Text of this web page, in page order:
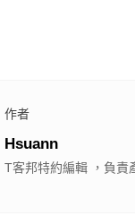
作者
Hsuann
T客邦特約編輯 ，負責